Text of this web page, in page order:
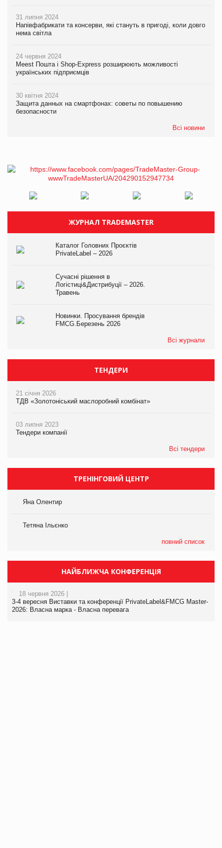
31 липня 2024
Напівфабрикати та консерви, які стануть в пригоді, коли довго
нема світла
24 червня 2024
Meest Пошта і Shop-Express розширюють можливості
українських підприємців
30 квітня 2024
Защита данных на смартфонах: советы по повышению
безопасности
Всі новини
ЖУРНАЛ TRADEMASTER
Каталог Головних Проєктів
PrivateLabel – 2026
Сучасні рішення в
Логістиці&Дистрибуції – 2026.
Травень
Новинки. Просування брендів
FMCG.Березень 2026
Всі журнали
ТЕНДЕРИ
21 січня 2026
ТДВ «Золотоніський маслоробний комбінат»
03 липня 2023
Тендери компанії
Всі тендери
ТРЕНІНГОВИЙ ЦЕНТР
Яна Олентир
Тетяна Ільєнко
повний список
НАЙБЛИЖЧА КОНФЕРЕНЦІЯ
18 червня 2026 |
3-4 вересня Виставки та конференції PrivateLabel&FMCG Master-
2026: Власна марка - Власна перевага